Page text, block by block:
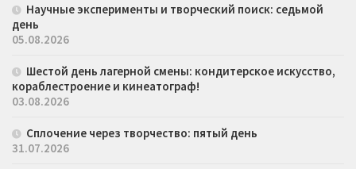
Научные эксперименты и творческий поиск: седьмой
день
05.08.2026
Шестой день лагерной смены: кондитерское искусство,
кораблестроение и кинеатограф!
03.08.2026
Сплочение через творчество: пятый день
31.07.2026